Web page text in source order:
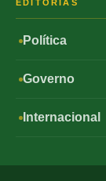
EDITORIAS
Política
Governo
Internacional